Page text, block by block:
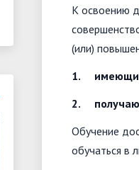
К освоению
(или)
1.
2.
Обучение
обучаться в